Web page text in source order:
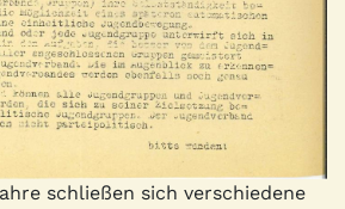
schließen sich verschiedene